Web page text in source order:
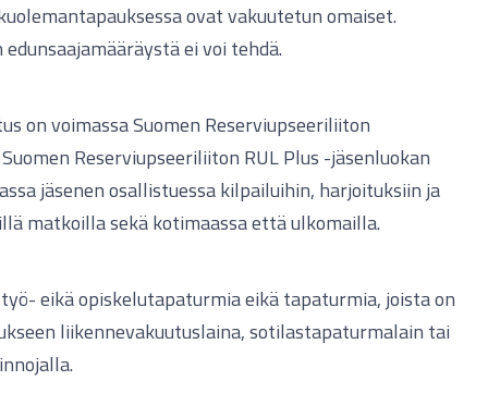
ovat vakuutetun omaiset.
ei voi tehdä.
on voimassa Suomen Reserviupseeriliiton
Reserviupseeriliiton RUL Plus -jäsenluokan
jäsenen osallistuessa kilpailuihin, harjoituksiin ja
matkoilla sekä kotimaassa että ulkomailla.
eikä opiskelutapaturmia eikä tapaturmia, joista on
liikennevakuutuslaina, sotilastapaturmalain tai